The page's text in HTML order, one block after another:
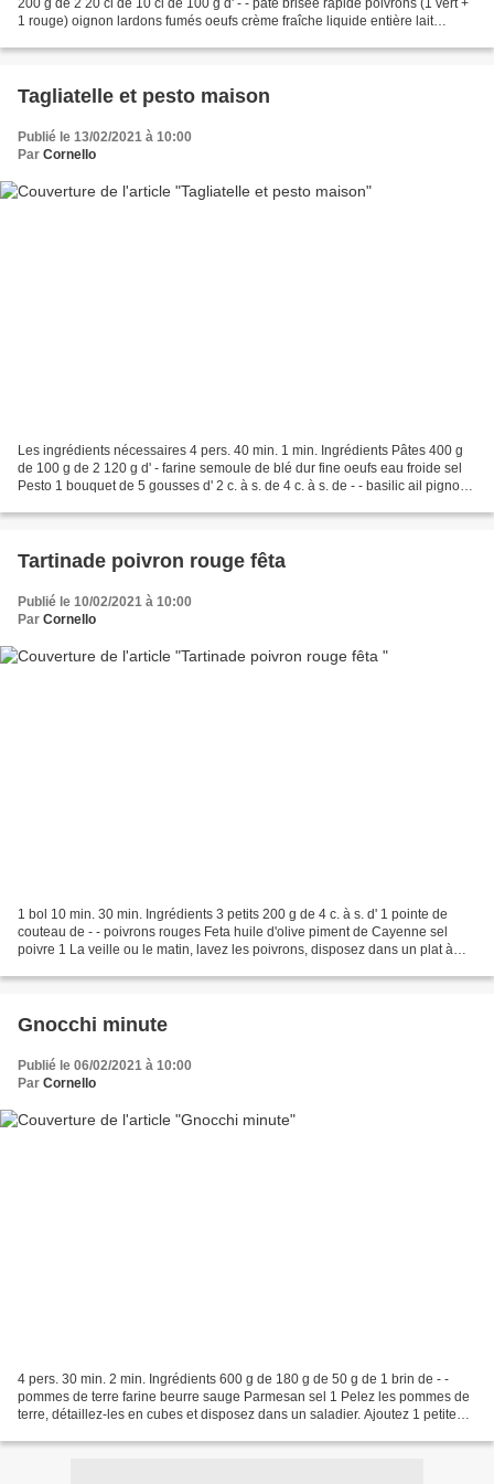
200 g de 2 20 cl de 10 cl de 100 g d' - - pâte brisée rapide poivrons (1 vert +
1 rouge) oignon lardons fumés oeufs crème fraîche liquide entière lait
Tagliatelle et pesto maison
Publié le 13/02/2021 à 10:00
Par Cornello
Les ingrédients nécessaires 4 pers. 40 min. 1 min. Ingrédients Pâtes 400 g
de 100 g de 2 120 g d' - farine semoule de blé dur fine oeufs eau froide sel
Pesto 1 bouquet de 5 gousses d' 2 c. à s. de 4 c. à s. de - - basilic ail pignons
Tartinade poivron rouge fêta
Publié le 10/02/2021 à 10:00
Par Cornello
1 bol 10 min. 30 min. Ingrédients 3 petits 200 g de 4 c. à s. d' 1 pointe de
couteau de - - poivrons rouges Feta huile d'olive piment de Cayenne sel
poivre 1 La veille ou le matin, lavez les poivrons, disposez dans un plat à
Gnocchi minute
Publié le 06/02/2021 à 10:00
Par Cornello
4 pers. 30 min. 2 min. Ingrédients 600 g de 180 g de 50 g de 1 brin de - -
pommes de terre farine beurre sauge Parmesan sel 1 Pelez les pommes de
terre, détaillez-les en cubes et disposez dans un saladier. Ajoutez 1 petite